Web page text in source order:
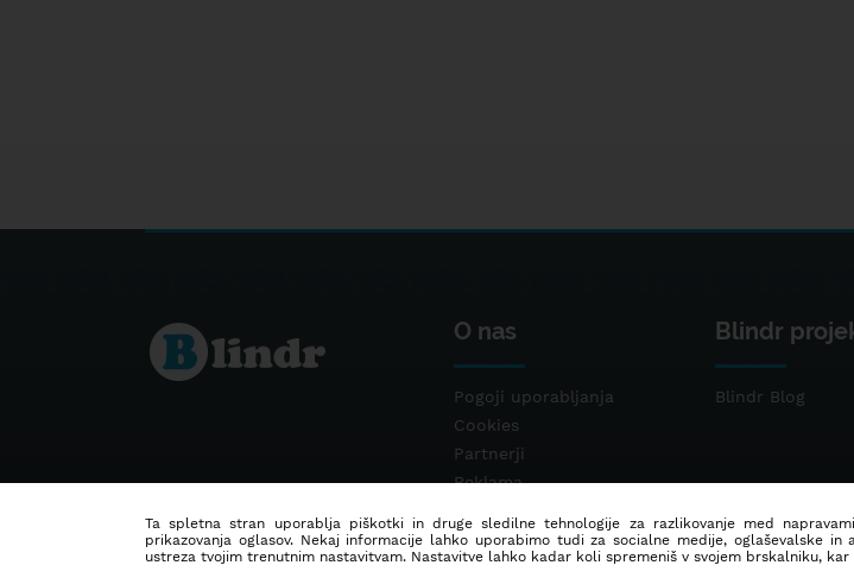
O nas
Pogoji uporabljanja
Cookies
Partnerji
Reklama
Blindr
Blindr Blog
Ta spletna stran uporablja piškotki in druge sledilne tehnologije za razlikovanje med
prikazovanja oglasov. Nekaj informacije lahko uporabimo tudi za socialne medije, oglaševalske
ustreza tvojim trenutnim nastavitvam. Nastavitve lahko kadar koli spremeniš v svojem brskalniku,